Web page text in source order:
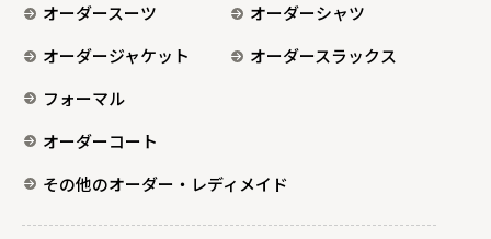
オーダースーツ
オーダーシャツ
オーダージャケット
オーダースラックス
フォーマル
オーダーコート
その他のオーダー・レディメイド